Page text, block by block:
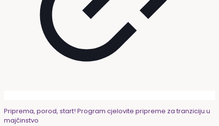
Priprema, porod, start! Program cjelovite pripreme za tranziciju u
majčinstvo